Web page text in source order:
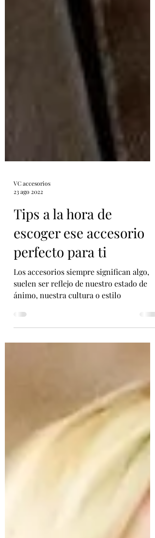
VC accesorios
23 ago 2022
Tips a la hora de
escoger ese accesorio
perfecto para ti
Los accesorios siempre significan algo,
suelen ser reflejo de nuestro estado de